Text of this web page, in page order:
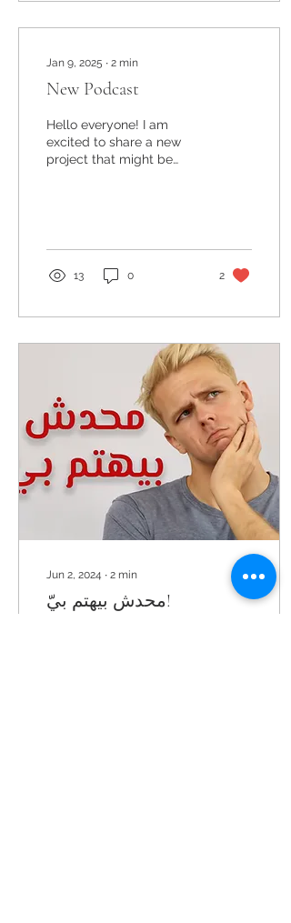
Jan 9, 2025 ∙ 2 min
New Podcast
Hello everyone! I am
excited to share a new
project that might be
13 0 2
Jun 2, 2024 ∙ 2 min
محدش بيهتم بيّ!